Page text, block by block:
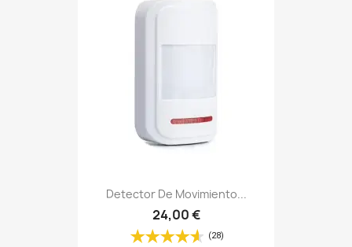
Detector De Movimiento...
24,00 €
(28)